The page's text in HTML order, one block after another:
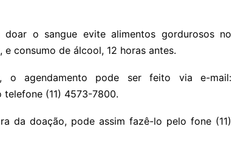
o sangue evite alimentos gordurosos no
consumo de álcool, 12 horas antes.
o agendamento pode ser feito via e-mail:
telefone (11) 4573-7800.
da doação, pode assim fazê-lo pelo fone (11)